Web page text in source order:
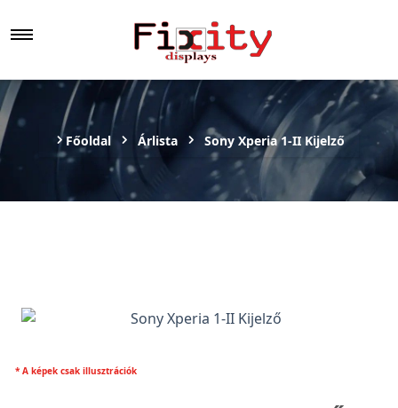
Főoldal Árlista Sony Xperia 1-II Kijelző
* A képek csak illusztrációk